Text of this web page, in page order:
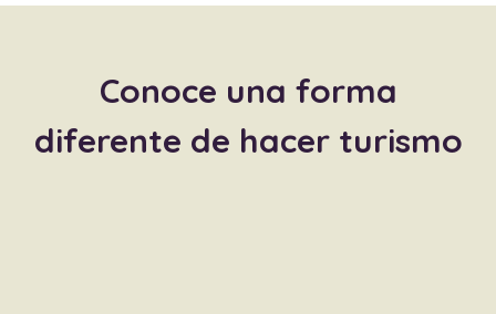
Conoce una forma
diferente de hacer turismo